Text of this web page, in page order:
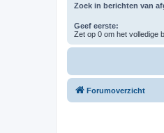
Zoek in berichten van
Geef eerste:
Zet op 0 om het volledige
Forumoverzicht